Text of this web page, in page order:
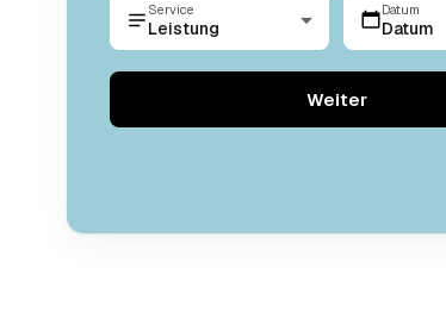
Service
Leistung
Datum
Datum
Weiter